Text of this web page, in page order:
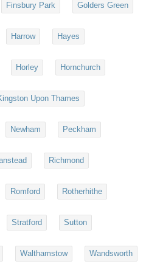
Finsbury Park Golders Green
Harrow Hayes
Horley Hornchurch
Upon Thames
Newham Peckham
Richmond
Romford Rotherhithe
Stratford Sutton
Walthamstow Wandsworth